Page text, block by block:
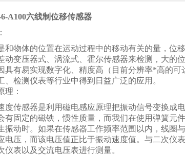
A100六线制位移传感器
和物体的位置在运动过程中的移动有关的量，位
动变压器式、涡流式、霍尔传感器来检测，大的
具有易实现数字化、精度高（目前分辨率*高的
、检测仪表等行业中得到日益广泛的应用。
理：
度传感器是利用磁电感应原理把振动信号变换成
有固定的磁铁，惯性质量，而我们在使用弹簧元
振动时。如果在传感器工作频率范围以内，线圈
电压，而该电压值正比于振动速度值。与二次仪
仪表以及交流电压表进行测量。